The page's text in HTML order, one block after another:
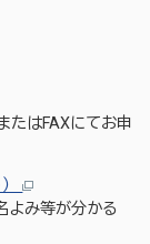
たはFAXにてお申
）
よみ等が分かる